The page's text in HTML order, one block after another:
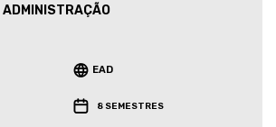
ADMINISTRAÇÃO
EAD
8 SEMESTRES